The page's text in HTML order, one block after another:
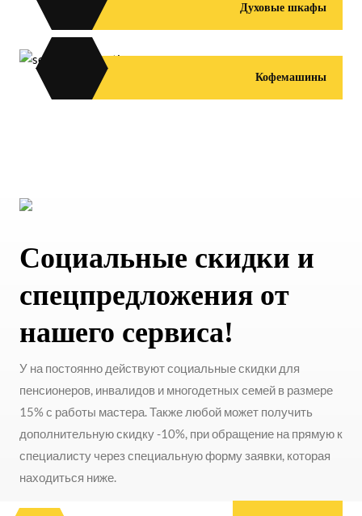
Духовые шкафы
Кофемашины
Социальные скидки и
спецпредложения от
нашего сервиса!
У на постоянно действуют социальные скидки для
пенсионеров, инвалидов и многодетных семей в размере
15% с работы мастера. Также любой может получить
дополнительную скидку -10%, при обращение на прямую к
специалисту через специальную форму заявки, которая
находиться ниже.